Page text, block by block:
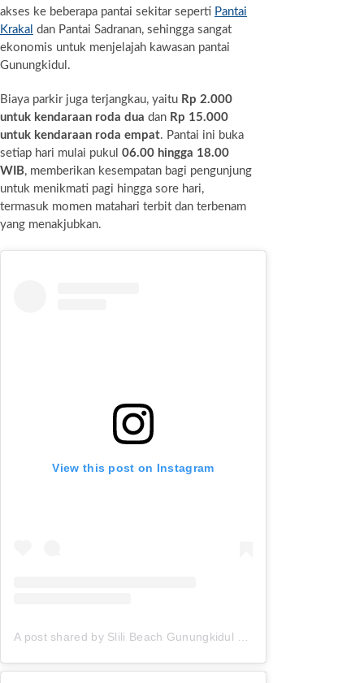
akses ke beberapa pantai sekitar seperti Pantai
Krakal dan Pantai Sadranan, sehingga sangat
ekonomis untuk menjelajah kawasan pantai
Gunungkidul.
Biaya parkir juga terjangkau, yaitu Rp 2.000
untuk kendaraan roda dua dan Rp 15.000
untuk kendaraan roda empat. Pantai ini buka
setiap hari mulai pukul 06.00 hingga 18.00
WIB, memberikan kesempatan bagi pengunjung
untuk menikmati pagi hingga sore hari,
termasuk momen matahari terbit dan terbenam
yang menakjubkan.
View this post on Instagram